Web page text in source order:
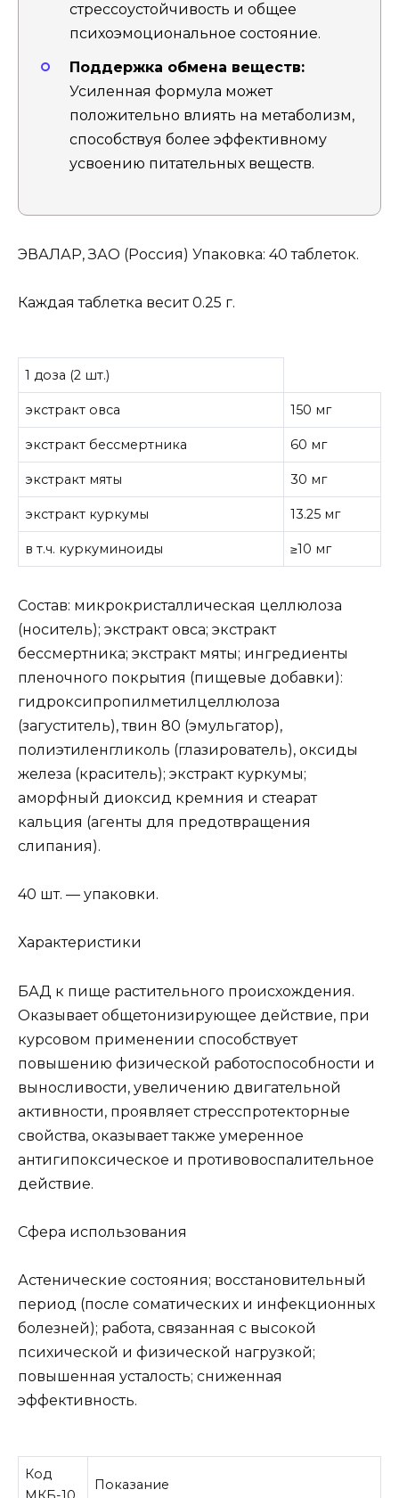
стрессоустойчивость и общее
психоэмоциональное состояние.
Поддержка обмена веществ:
Усиленная формула может
положительно влиять на метаболизм,
способствуя более эффективному
усвоению питательных веществ.
ЭВАЛАР, ЗАО (Россия) Упаковка: 40 таблеток.
Каждая таблетка весит 0.25 г.
1 доза (2 шт.)
экстракт овса 150 мг
экстракт бессмертника 60 мг
экстракт мяты 30 мг
экстракт куркумы 13.25 мг
в т.ч. куркуминоиды ≥10 мг
Состав: микрокристаллическая целлюлоза
(носитель); экстракт овса; экстракт
бессмертника; экстракт мяты; ингредиенты
пленочного покрытия (пищевые добавки):
гидроксипропилметилцеллюлоза
(загуститель), твин 80 (эмульгатор),
полиэтиленгликоль (глазирователь), оксиды
железа (краситель); экстракт куркумы;
аморфный диоксид кремния и стеарат
кальция (агенты для предотвращения
слипания).
40 шт. — упаковки.
Характеристики
БАД к пище растительного происхождения.
Оказывает общетонизирующее действие, при
курсовом применении способствует
повышению физической работоспособности и
выносливости, увеличению двигательной
активности, проявляет стресспротекторные
свойства, оказывает также умеренное
антигипоксическое и противовоспалительное
действие.
Сфера использования
Астенические состояния; восстановительный
период (после соматических и инфекционных
болезней); работа, связанная с высокой
психической и физической нагрузкой;
повышенная усталость; сниженная
эффективность.
Код
Показание